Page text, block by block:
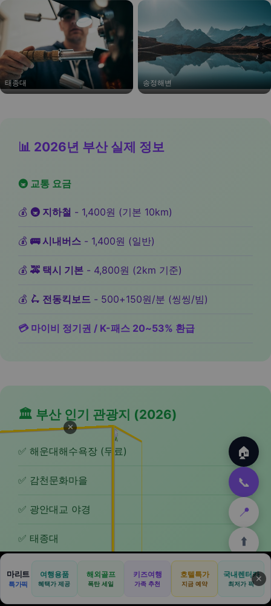
태종대 송정해변
📊 2026년 부산 실제 정보
🚇 교통 요금
💰 🚇 지하철 - 1,400원 (기본 10km)
💰 🚌 시내버스 - 1,400원 (일반)
💰 🚕 택시 기본 - 4,800원 (2km 기준)
💰 🛴 전동킥보드 - 500+150원/분 (씽씽/빔)
💳 마이비 정기권 / K-패스 20~53% 환급
🏛️ 부산 인기 관광지 (2026)
✅ 해운대해수욕장 (무료)
✅ 감천문화마을
✅ 광안대교 야경
✅ 태종대
🏠
📞
📍
⬆️
🏠
맛집
🏛️ 🛒
쿠팡
📞
문의
🏠
본사 호텔
🚗 🛡️
보험
📢
광고
✕
마리트
특가픽
여행용품
혜택가 제공
해외골프
폭탄 세일
키즈여행
가족 추천
호텔특가
지금 예약
국내렌터카
최저가 픽 ✕